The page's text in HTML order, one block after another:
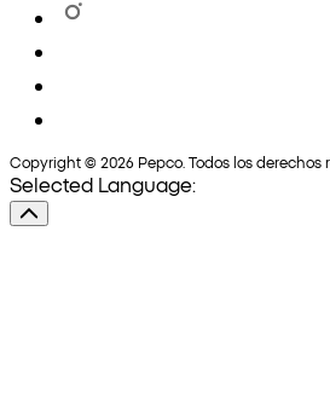
Copyright © 2026 Pepco. Todos los derechos
Selected Language: